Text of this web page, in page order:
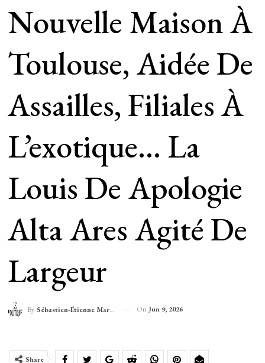
Nouvelle Maison À
Toulouse, Aidée De
Assailles, Filiales À
L’exotique… La
Louis De Apologie
Alta Ares Agité De
Largeur
By Sébastien-Étienne Marechal On Jun 9, 2026
Share